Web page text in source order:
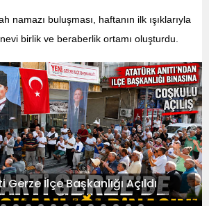
namazı buluşması, haftanın ilk ışıklarıyla
birlik ve beraberlik ortamı oluşturdu.
Gerze İlçe Başkanlığı Açıldı